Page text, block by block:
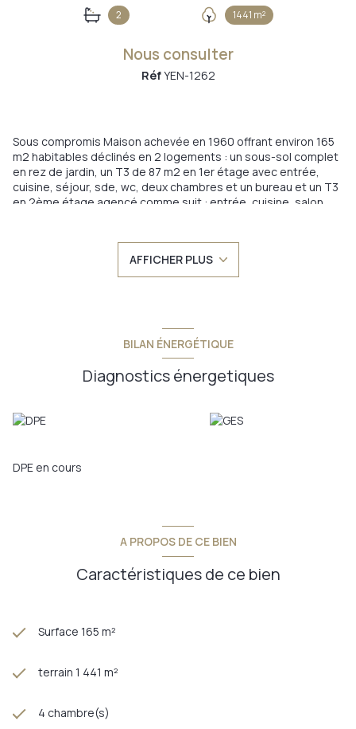
2 1441 m²
Nous consulter
RéfYEN-1262
Sous compromis Maison achevée en 1960 offrant environ 165
m2 habitables déclinés en 2 logements : un sous-sol complet
en rez de jardin, un T3 de 87 m2 en 1er étage avec entrée,
cuisine, séjour, sde, wc, deux chambres et un bureau et un T3
en 2ème étage agencé comme suit : entrée, cuisine, salon,
complète cet ensemble qui propose de belles possibilités.
Chauffage central au fuel, double vitrage au 1er étage, simple
pour le 2ème. isolation des combles en ouate de cellulose.
principale + revenus locatifs, investissement locatif pur,
Chambéry et Aix-les-Bains, 1 heure de Lyon, Grenoble et
AFFICHER PLUS
BILAN ÉNERGÉTIQUE
Diagnostics énergetiques
DPE en cours
A PROPOS DE CE BIEN
Caractéristiques de ce bien
Surface 165 m²
terrain 1 441 m²
4 chambre(s)